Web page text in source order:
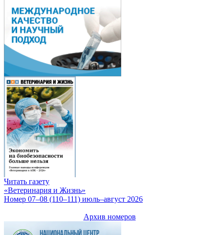
Читать газету
«Ветеринария и Жизнь»
Номер 07–08 (110–111) июль–август 2026
Архив номеров